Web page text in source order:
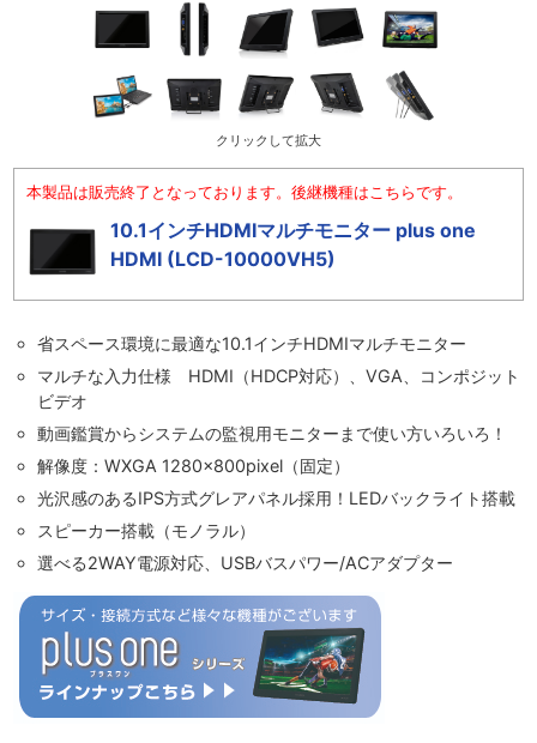
クリックして拡大
本製品は販売終了となっております。後継機種はこちらです。
10.1インチHDMIマルチモニター plus one
HDMI (LCD-10000VH5)
省スペース環境に最適な10.1インチHDMIマルチモニター
マルチな入力仕様 HDMI（HDCP対応）、VGA、コンポジット
ビデオ
動画鑑賞からシステムの監視用モニターまで使い方いろいろ！
解像度：WXGA 1280×800pixel（固定）
光沢感のあるIPS方式グレアパネル採用！LEDバックライト搭載
スピーカー搭載（モノラル）
選べる2WAY電源対応、USBバスパワー/ACアダプター